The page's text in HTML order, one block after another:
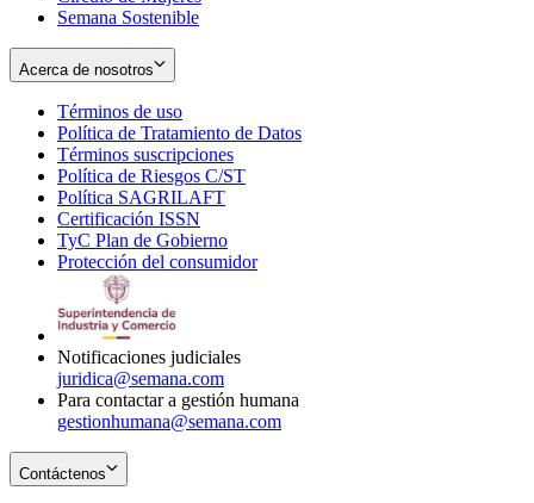
Semana Sostenible
Acerca de nosotros
Términos de uso
in
new
window
Política de Tratamiento de Datos
Términos suscripciones
in
Política de Riesgos C/ST
Política SAGRILAFT
new
window
Certificación ISSN
in
new
TyC Plan de Gobierno
in
Protección del consumidorOpens
Notificaciones judiciales
juridica@semana.com
Para contactar a gestión humana
gestionhumana@semana.com
Contáctenos